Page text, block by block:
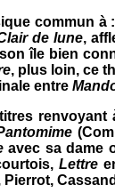
commun à :
de lune,
île bien
, plus loin, ce
entre
avec sa dame
Lettre